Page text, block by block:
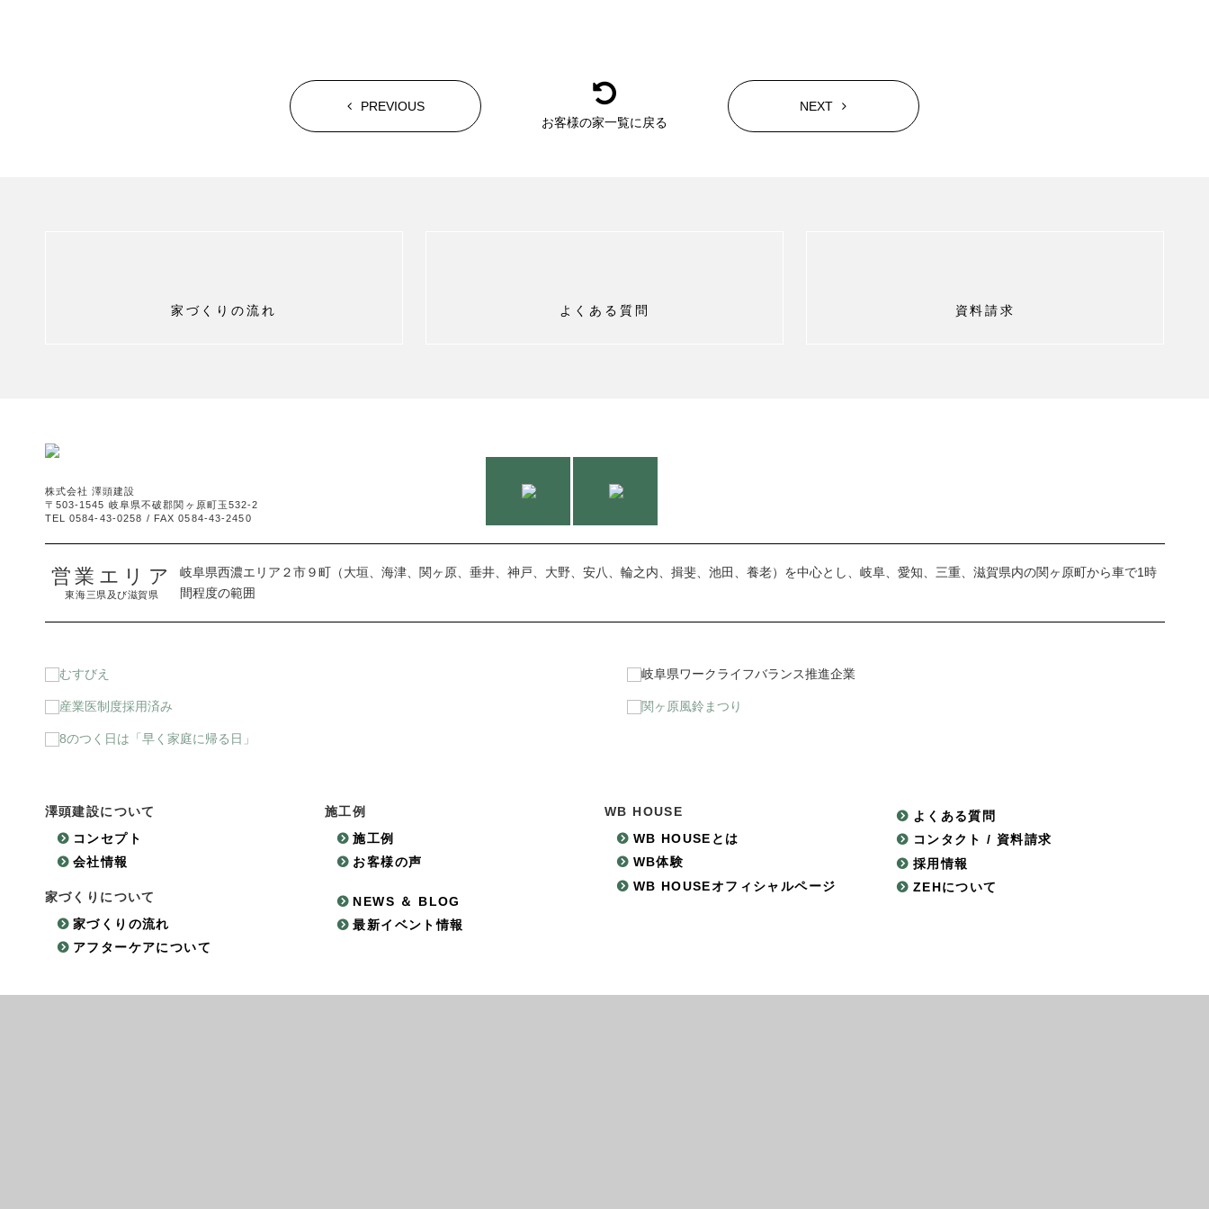
PREVIOUS
お客様の家一覧に戻る
NEXT
家づくりの流れ よくある質問 資料請求
株式会社 澤頭建設
〒503-1545 岐阜県不破郡関ヶ原町玉532-2
TEL 0584-43-0258 / FAX 0584-43-2450
営業エリア
東海三県及び滋賀県
岐阜県西濃エリア２市９町（大垣、海津、関ヶ原、垂井、神戸、大野、安八、輪之内、揖斐、池田、養老）を中心とし、岐阜、愛知、三重、滋賀県内の関ヶ原町から車で1時
間程度の範囲
澤頭建設について
コンセプト
会社情報
家づくりについて
家づくりの流れ
アフターケアについて
施工例
施工例
お客様の声
NEWS ＆ BLOG
最新イベント情報
WB HOUSE
WB HOUSEとは
WB体験
WB HOUSEオフィシャルページ
よくある質問
コンタクト / 資料請求
採用情報
ZEHについて